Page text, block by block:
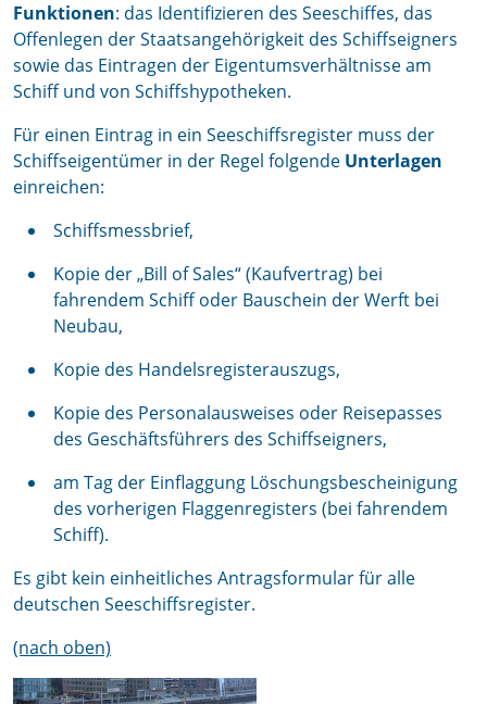
Funktionen: das Identifizieren des Seeschiffes, das
Offenlegen der Staatsangehörigkeit des Schiffseigners
sowie das Eintragen der Eigentumsverhältnisse am
Schiff und von Schiffshypotheken.
Für einen Eintrag in ein Seeschiffsregister muss der
Schiffseigentümer in der Regel folgende Unterlagen
einreichen:
Schiffsmessbrief,
Kopie der „Bill of Sales“ (Kaufvertrag) bei
fahrendem Schiff oder Bauschein der Werft bei
Neubau,
Kopie des Handelsregisterauszugs,
Kopie des Personalausweises oder Reisepasses
des Geschäftsführers des Schiffseigners,
am Tag der Einflaggung Löschungsbescheinigung
des vorherigen Flaggenregisters (bei fahrendem
Schiff).
Es gibt kein einheitliches Antragsformular für alle
deutschen Seeschiffsregister.
(nach oben)